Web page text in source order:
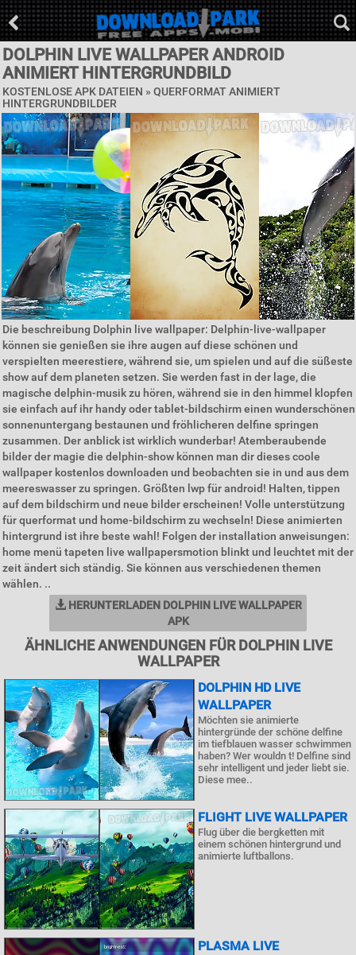
DOLPHIN LIVE WALLPAPER ANDROID
ANIMIERT HINTERGRUNDBILD
KOSTENLOSE APK DATEIEN » QUERFORMAT ANIMIERT
HINTERGRUNDBILDER
Die beschreibung Dolphin live wallpaper: Delphin-live-wallpaper
können sie genießen sie ihre augen auf diese schönen und
verspielten meerestiere, während sie, um spielen und auf die süßeste
show auf dem planeten setzen. Sie werden fast in der lage, die
magische delphin-musik zu hören, während sie in den himmel klopfen
sie einfach auf ihr handy oder tablet-bildschirm einen wunderschönen
sonnenuntergang bestaunen und fröhlicheren delfine springen
zusammen. Der anblick ist wirklich wunderbar! Atemberaubende
bilder der magie die delphin-show können man dir dieses coole
wallpaper kostenlos downloaden und beobachten sie in und aus dem
meereswasser zu springen. Größten lwp für android! Halten, tippen
auf dem bildschirm und neue bilder erscheinen! Volle unterstützung
für querformat und home-bildschirm zu wechseln! Diese animierten
hintergrund ist ihre beste wahl! Folgen der installation anweisungen:
home menü tapeten live wallpapersmotion blinkt und leuchtet mit der
zeit ändert sich ständig. Sie können aus verschiedenen themen
wählen. ..
HERUNTERLADEN DOLPHIN LIVE WALLPAPER
APK
ÄHNLICHE ANWENDUNGEN FÜR DOLPHIN LIVE
WALLPAPER
DOLPHIN HD LIVE
WALLPAPER
Möchten sie animierte
hintergründe der schöne delfine
im tiefblauen wasser schwimmen
haben? Wer wouldn t! Delfine sind
sehr intelligent und jeder liebt sie.
Diese mee..
FLIGHT LIVE WALLPAPER
Flug über die bergketten mit
einem schönen hintergrund und
animierte luftballons.
PLASMA LIVE